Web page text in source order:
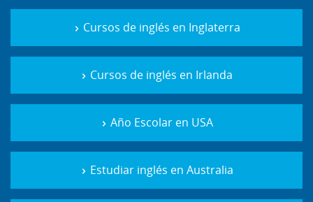
Cursos de inglés en Inglaterra
Cursos de inglés en Irlanda
Año Escolar en USA
Estudiar inglés en Australia